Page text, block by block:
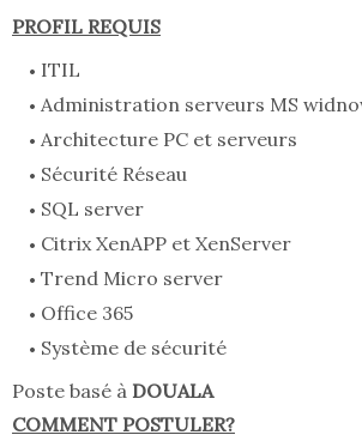
PROFIL REQUIS
ITIL
Administration serveurs MS
Architecture PC et serveurs
Sécurité Réseau
SQL server
Citrix XenAPP et XenServer
Trend Micro server
Office 365
Système de sécurité
Poste basé à DOUALA
COMMENT POSTULER?